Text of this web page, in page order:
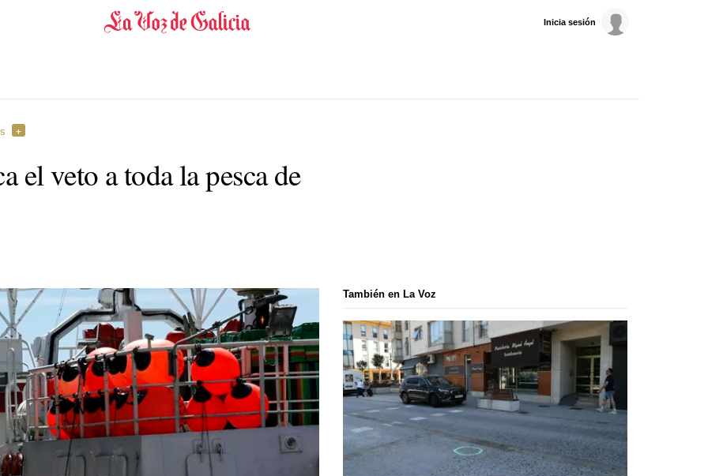
Inicia sesión
el veto a toda la pesca de
También en La Voz